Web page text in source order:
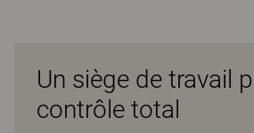
Un siège de travail
contrôle total